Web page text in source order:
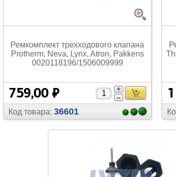
Ремкомплект трехходового клапана
Protherm, Neva, Lynx, Atron, Pakkens
0020118196/1506009999
759,00 ₽
Код товара: 36601